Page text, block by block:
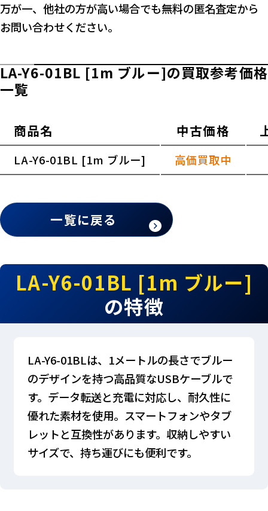
万が一、他社の方が高い場合でも無料の匿名査定から
お問い合わせください。
LA-Y6-01BL [1m ブルー]の買取参考価格
一覧
商品名 中古価格
LA-Y6-01BL [1m ブルー] 高価買取中
横スクロールできます
一覧に戻る
LA-Y6-01BL [1m ブルー]
の特徴
LA-Y6-01BLは、1メートルの長さでブルー
のデザインを持つ高品質なUSBケーブルで
す。データ転送と充電に対応し、耐久性に
優れた素材を使用。スマートフォンやタブ
レットと互換性があります。収納しやすい
サイズで、持ち運びにも便利です。